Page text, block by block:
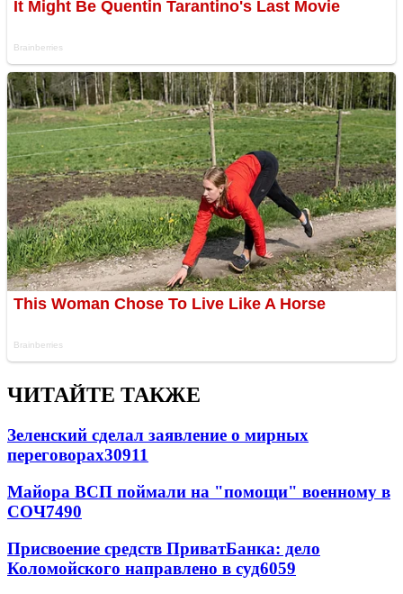
ЧИТАЙТЕ ТАКЖЕ
Зеленский сделал заявление о мирных
переговорах30911
Майора ВСП поймали на "помощи" военному в
СОЧ7490
Присвоение средств ПриватБанка: дело
Коломойского направлено в суд6059